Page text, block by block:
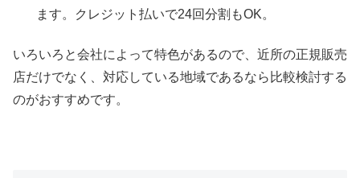
ます。クレジット払いで24回分割もOK。
いろいろと会社によって特色があるので、近所の正規販売
店だけでなく、対応している地域であるなら比較検討する
のがおすすめです。